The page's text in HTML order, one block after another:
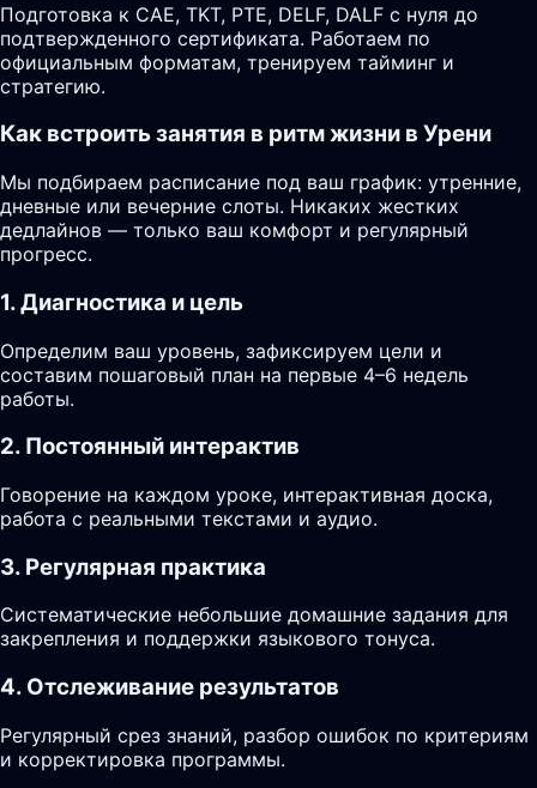
Подготовка к CAE, TKT, PTE, DELF, DALF с нуля до
подтвержденного сертификата. Работаем по
официальным форматам, тренируем тайминг и
стратегию.
Как встроить занятия в ритм жизни в Урени
Мы подбираем расписание под ваш график: утренние,
дневные или вечерние слоты. Никаких жестких
дедлайнов — только ваш комфорт и регулярный
прогресс.
1. Диагностика и цель
Определим ваш уровень, зафиксируем цели и
составим пошаговый план на первые 4–6 недель
работы.
2. Постоянный интерактив
Говорение на каждом уроке, интерактивная доска,
работа с реальными текстами и аудио.
3. Регулярная практика
Систематические небольшие домашние задания для
закрепления и поддержки языкового тонуса.
4. Отслеживание результатов
Регулярный срез знаний, разбор ошибок по критериям
и корректировка программы.